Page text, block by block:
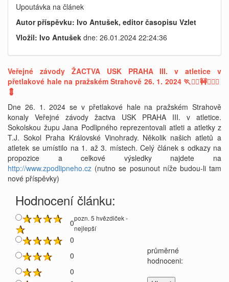
Upoutávka na článek
Autor příspěvku: Ivo Antušek, editor časopisu Vzlet
Vložil: Ivo Antušek dne: 26.01.2024 22:24:36
Veřejné závody ŽACTVA USK PRAHA III. v atletice v
přetlakové hale na pražském Strahově 26. 1. 2024 🏃🏃‍♀️🚧🏌🏾‍♀️
💈
Dne 26. 1. 2024 se v přetlakové hale na pražském Strahově
konaly Veřejné závody žactva USK PRAHA III. v atletice.
Sokolskou župu Jana Podlipného reprezentovali atleti a atletky z
T.J. Sokol Praha Královské Vinohrady. Několik našich atletů a
atletek se umístilo na 1. až 3. místech. Celý článek s odkazy na
propozice a celkové výsledky najdete na
http://www.zpodlipneho.cz (nutno se posunout níže budou-li tam
nové příspěvky)
Hodnocení článku:
0pozn. 5 hvězdiček -
nejlepší
0
0
průměrné
hodnoceni:
0